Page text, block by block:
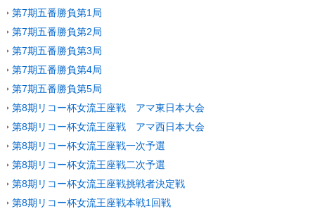
第7期五番勝負第1局
第7期五番勝負第2局
第7期五番勝負第3局
第7期五番勝負第4局
第7期五番勝負第5局
第8期リコー杯女流王座戦 アマ東日本大会
第8期リコー杯女流王座戦 アマ西日本大会
第8期リコー杯女流王座戦一次予選
第8期リコー杯女流王座戦二次予選
第8期リコー杯女流王座戦挑戦者決定戦
第8期リコー杯女流王座戦本戦1回戦